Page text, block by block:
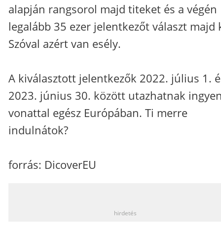
alapján rangsorol majd titeket és a végén
legalább 35 ezer jelentkezőt választ majd
Szóval azért van esély.
A kiválasztott jelentkezők 2022. július 1.
2023. június 30. között utazhatnak
vonattal egész Európában. Ti merre
indulnátok?
forrás: DicoverEU
hirdetés